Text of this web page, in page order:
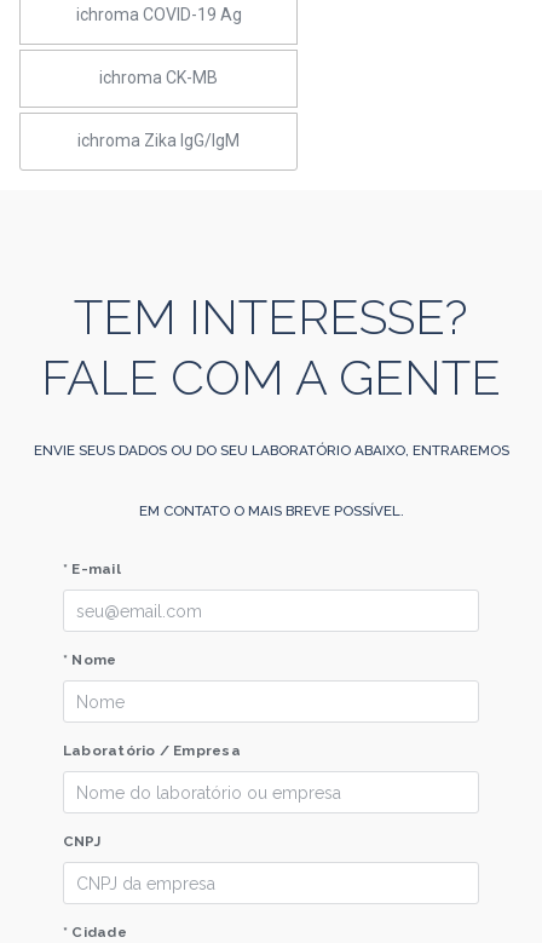
ichroma COVID-19 Ag
ichroma CK-MB
ichroma Zika IgG/IgM
TEM INTERESSE?
FALE COM A GENTE
ENVIE SEUS DADOS OU DO SEU LABORATÓRIO ABAIXO, ENTRAREMOS
EM CONTATO O MAIS BREVE POSSÍVEL.
* E-mail
* Nome
Laboratório / Empresa
CNPJ
* Cidade